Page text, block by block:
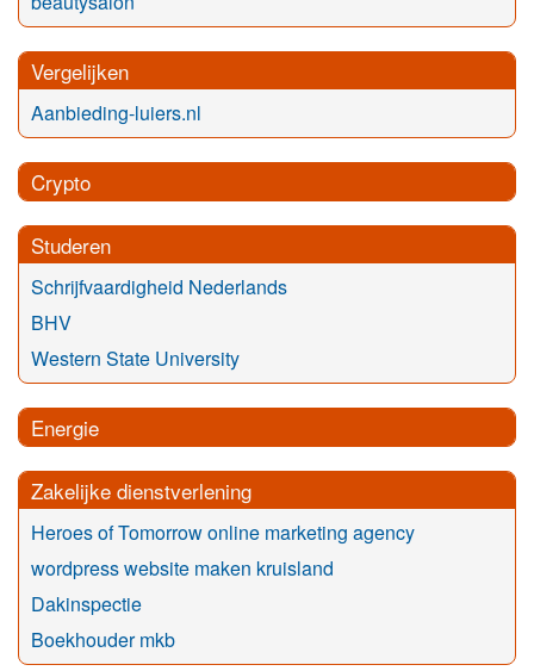
Vergelijken
Aanbieding-luiers.nl
Crypto
Studeren
Schrijfvaardigheid Nederlands
BHV
Western State University
Energie
Zakelijke dienstverlening
Heroes of Tomorrow online marketing agency
wordpress website maken kruisland
Dakinspectie
Boekhouder mkb